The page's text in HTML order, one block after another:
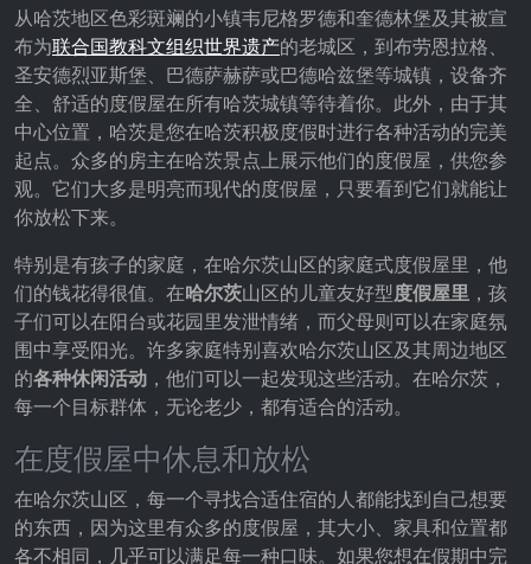
从哈茨地区色彩斑斓的小镇韦尼格罗德和奎德林堡及其被宣
布为联合国教科文组织世界遗产的老城区，到布劳恩拉格、
圣安德烈亚斯堡、巴德萨赫萨或巴德哈兹堡等城镇，设备齐
全、舒适的度假屋在所有哈茨城镇等待着你。此外，由于其
中心位置，哈茨是您在哈茨积极度假时进行各种活动的完美
起点。众多的房主在哈茨景点上展示他们的度假屋，供您参
观。它们大多是明亮而现代的度假屋，只要看到它们就能让
你放松下来。
特别是有孩子的家庭，在哈尔茨山区的家庭式度假屋里，他
们的钱花得很值。在哈尔茨山区的儿童友好型度假屋里 ，孩
子们可以在阳台或花园里发泄情绪，而父母则可以在家庭氛
围中享受阳光。许多家庭特别喜欢哈尔茨山区及其周边地区
的各种休闲活动 ，他们可以一起发现这些活动。在哈尔茨，
每一个目标群体，无论老少，都有适合的活动。
在度假屋中休息和放松
在哈尔茨山区，每一个寻找合适住宿的人都能找到自己想要
的东西，因为这里有众多的度假屋，其大小、家具和位置都
各不相同，几乎可以满足每一种口味。如果您想在假期中完